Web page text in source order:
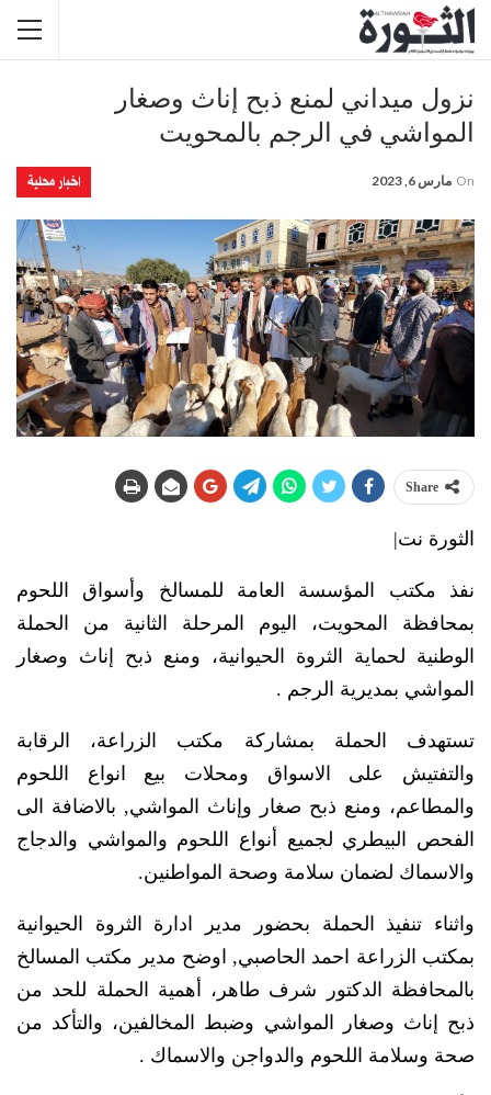
نزول ميداني لمنع ذبح إناث وصغار
المواشي في الرجم بالمحويت
اخبار محلية On مارس 6, 2023
Share
الثورة نت|
نفذ مكتب المؤسسة العامة للمسالخ وأسواق اللحوم
بمحافظة المحويت، اليوم المرحلة الثانية من الحملة
الوطنية لحماية الثروة الحيوانية، ومنع ذبح إناث وصغار
المواشي بمديرية الرجم .
تستهدف الحملة بمشاركة مكتب الزراعة، الرقابة
والتفتيش على الاسواق ومحلات بيع انواع اللحوم
والمطاعم، ومنع ذبح صغار وإناث المواشي, بالاضافة الى
الفحص البيطري لجميع أنواع اللحوم والمواشي والدجاج
والاسماك لضمان سلامة وصحة المواطنين.
واثناء تنفيذ الحملة بحضور مدير ادارة الثروة الحيوانية
بمكتب الزراعة احمد الحاصبي, اوضح مدير مكتب المسالخ
بالمحافظة الدكتور شرف طاهر، أهمية الحملة للحد من
ذبح إناث وصغار المواشي وضبط المخالفين، والتأكد من
صحة وسلامة اللحوم والدواجن والاسماك .